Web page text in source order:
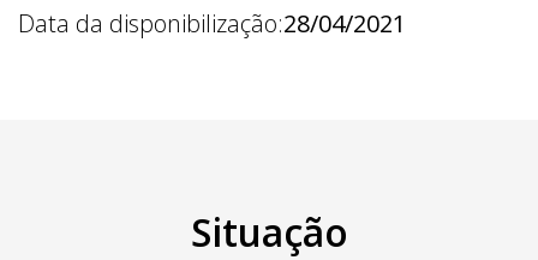
Data da disponibilização:28/04/2021
Situação